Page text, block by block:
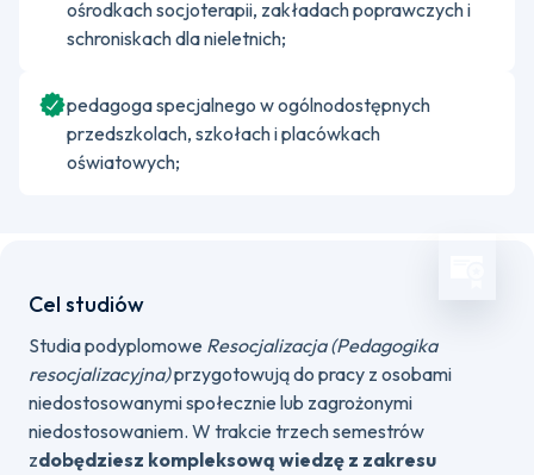
ośrodkach socjoterapii, zakładach poprawczych i
schroniskach dla nieletnich;
pedagoga specjalnego w ogólnodostępnych
przedszkolach, szkołach i placówkach
oświatowych;
Cel studiów
Studia podyplomowe Resocjalizacja (Pedagogika
resocjalizacyjna)przygotowują do pracy z osobami
niedostosowanymi społecznie lub zagrożonymi
niedostosowaniem. W trakcie trzech semestrów
zdobędziesz kompleksową wiedzę z zakresu